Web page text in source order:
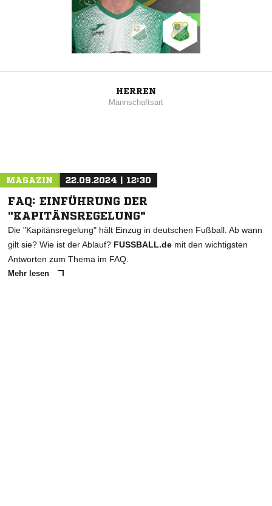
HERREN
Mannschaftsart
MAGAZIN 22.09.2024 | 12:30
FAQ: EINFÜHRUNG DER
"KAPITÄNSREGELUNG"
Die "Kapitänsregelung" hält Einzug in deutschen Fußball. Ab wann
gilt sie? Wie ist der Ablauf? FUSSBALL.de mit den wichtigsten
Antworten zum Thema im FAQ.
Mehr lesen